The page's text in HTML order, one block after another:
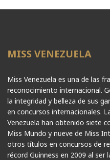
MISS VENEZUELA
Miss Venezuela es una de las
reconocimiento internacional.
la integridad y belleza de sus
en concursos internacionales.
Venezuela han obtenido siete
Miss Mundo y nueve de Miss
otros títulos en concursos de
récord Guinness en 2009 al ser